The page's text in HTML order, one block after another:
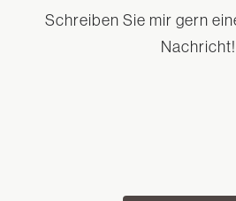
Schreiben Sie mir gern
Nachricht!